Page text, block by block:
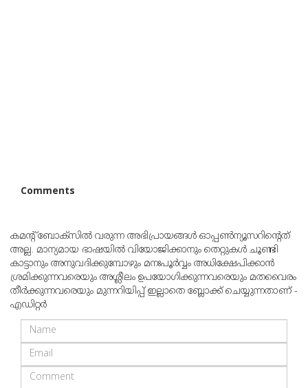
Comments
കമന്റ് ബോക്‌സില്‍ വരുന്ന അഭിപ്രായങ്ങള്‍ ഓപ്പൺന്യൂസറിന്റെത്
അല്ല. മാന്യമായ ഭാഷയില്‍ വിയോജിക്കാനും തെറ്റുകള്‍ ചൂണ്ടി
കാട്ടാനും അനുവദിക്കുമ്പോഴും മനഃപൂര്‍വ്വം അധിക്ഷേപിക്കാന്‍
ശ്രമിക്കുന്നവരെയും അശ്ലീലം ഉപയോഗിക്കുന്നവരെയും മതവൈരം
തീര്‍ക്കുന്നവരെയും മുന്നറിയിപ്പ് ഇല്ലാതെ ബ്ലോക്ക് ചെയ്യുന്നതാണ് -
എഡിറ്റര്‍